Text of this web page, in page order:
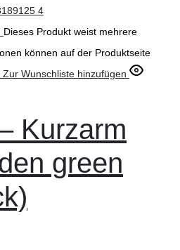
Dieses Produkt weist mehrere
können auf der Produktseite
Zur Wunschliste hinzufügen
Kurzarm
green